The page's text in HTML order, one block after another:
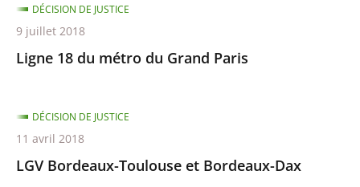
Ligne 18 du métro du Grand Paris
DÉCISION DE JUSTICE
9 juillet 2018
LGV Bordeaux-Toulouse et Bordeaux-Dax
DÉCISION DE JUSTICE
11 avril 2018